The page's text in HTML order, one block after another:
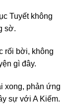
Tuyết không
sờ.
rối bời, không
gì đây.
xong, phản ứng
sự với A Kiếm.